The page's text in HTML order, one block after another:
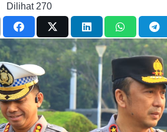
Dilihat 270